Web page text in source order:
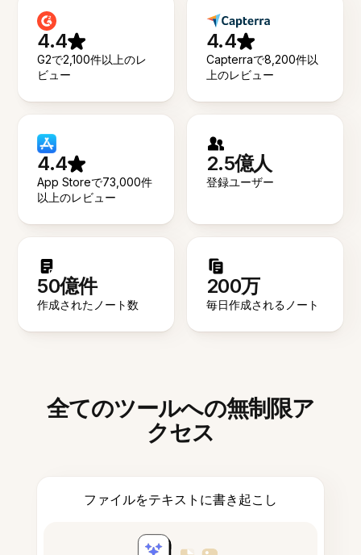
4.4
G2で2,100件以上のレ
ビュー
4.4
Capterraで8,200件以
上のレビュー
4.4
App Storeで73,000件
以上のレビュー
2.5億人
登録ユーザー
50億件
作成されたノート数
200万
毎日作成されるノート
全てのツールへの無制限ア
クセス
ファイルをテキストに書き起こし